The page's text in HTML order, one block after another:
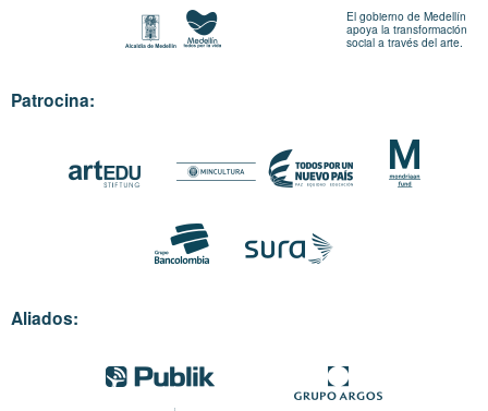
El gobierno de Medellín
apoya la transformación
social a través del arte.
Patrocina:
Aliados: